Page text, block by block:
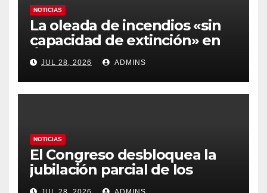
NOTICIAS
La oleada de incendios «sin
capacidad de extinción» en
Ávila y al oeste de Madrid
obliga a declarar la
emergencia nacional
JUL 28, 2026 ADMINS
NOTICIAS
El Congreso desbloquea la
jubilación parcial de los
trabajadores laborales del